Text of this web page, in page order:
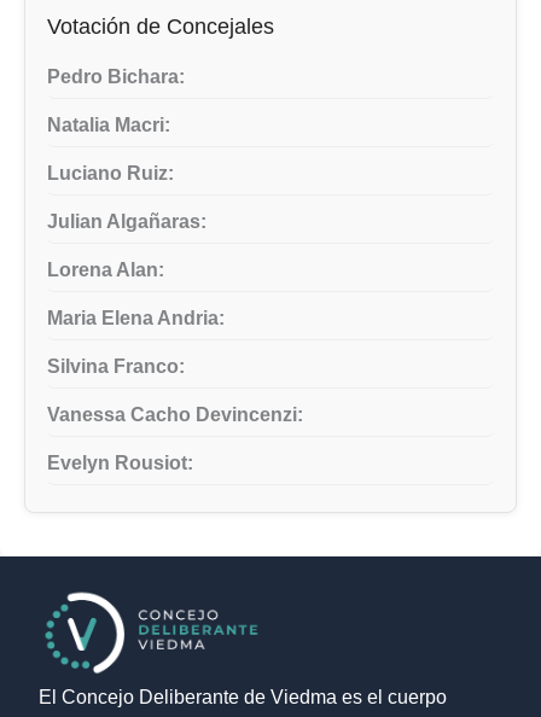
Votación de Concejales
Pedro Bichara:
Natalia Macri:
Luciano Ruiz:
Julian Algañaras:
Lorena Alan:
Maria Elena Andria:
Silvina Franco:
Vanessa Cacho Devincenzi:
Evelyn Rousiot:
El Concejo Deliberante de Viedma es el cuerpo